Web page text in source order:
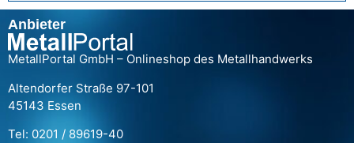
Anbieter
MetallPortal GmbH – Onlineshop des Metallhandwerks
Altendorfer Straße 97-101
45143 Essen
Tel: 0201 / 89619-40